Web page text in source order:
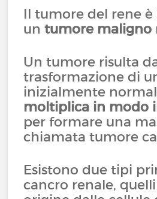
Il tumore del rene
untumore maligno
Un tumore risulta
trasformazione di
inizialmente
moltiplica in modo
per formare una
chiamata tumore
Esistono due tipi
cancro renale,